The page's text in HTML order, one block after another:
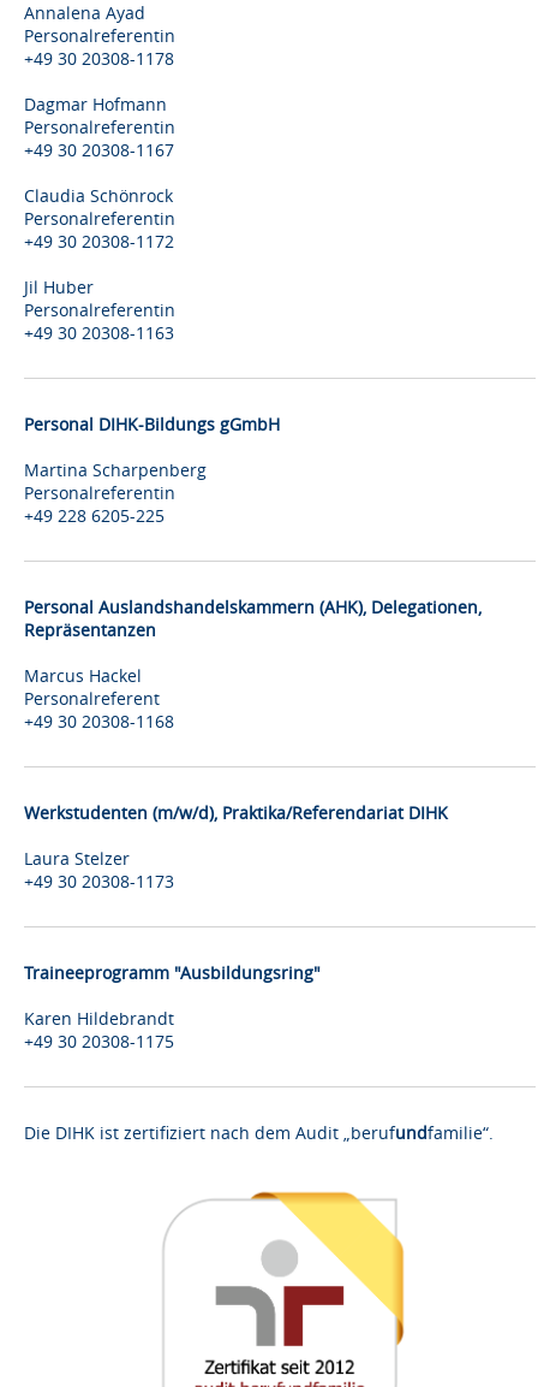
Annalena Ayad
Personalreferentin
+49 30 20308-1178
Dagmar Hofmann
Personalreferentin
+49 30 20308-1167
Claudia Schönrock
Personalreferentin
+49 30 20308-1172
Jil Huber
Personalreferentin
+49 30 20308-1163
Personal DIHK-Bildungs gGmbH
Martina Scharpenberg
Personalreferentin
+49 228 6205-225
Personal Auslandshandelskammern (AHK), Delegationen,
Repräsentanzen
Marcus Hackel
Personalreferent
+49 30 20308-1168
Werkstudenten (m/w/d), Praktika/Referendariat DIHK
Laura Stelzer
+49 30 20308-1173
Traineeprogramm "Ausbildungsring"
Karen Hildebrandt
+49 30 20308-1175
Die DIHK ist zertifiziert nach dem Audit „berufundfamilie“.